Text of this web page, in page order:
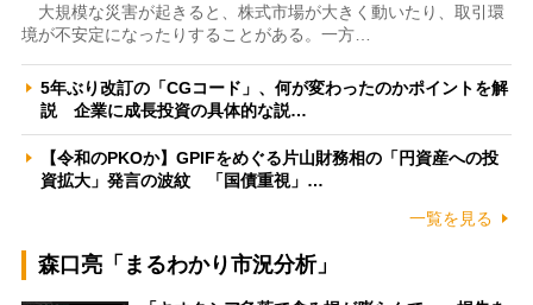
大規模な災害が起きると、株式市場が大きく動いたり、取引環
境が不安定になったりすることがある。一方…
5年ぶり改訂の「CGコード」、何が変わったのかポイントを解
説 企業に成長投資の具体的な説…
【令和のPKOか】GPIFをめぐる片山財務相の「円資産への投
資拡大」発言の波紋 「国債重視」…
一覧を見る
森口亮「まるわかり市況分析」